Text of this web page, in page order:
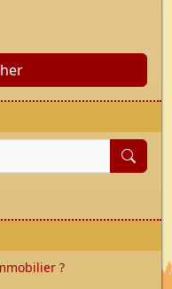
?